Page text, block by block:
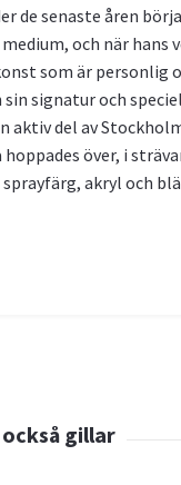
senaste åren
och när
som är personlig
och
aktiv del av
över, i
akryl och